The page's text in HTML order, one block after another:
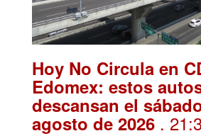
Hoy No Circula en
Edomex: estos
descansan el
agosto de 2026 .